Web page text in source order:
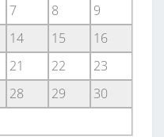
7 8
9
14 15
16
21 22
23
28 29
30